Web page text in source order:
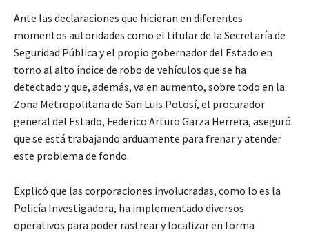
Ante las declaraciones que hicieran en diferentes
momentos autoridades como el titular de la Secretaría de
Seguridad Pública y el propio gobernador del Estado en
torno al alto índice de robo de vehículos que se ha
detectado y que, además, va en aumento, sobre todo en la
Zona Metropolitana de San Luis Potosí, el procurador
general del Estado, Federico Arturo Garza Herrera, aseguró
que se está trabajando arduamente para frenar y atender
este problema de fondo.
Explicó que las corporaciones involucradas, como lo es la
Policía Investigadora, ha implementado diversos
operativos para poder rastrear y localizar en forma